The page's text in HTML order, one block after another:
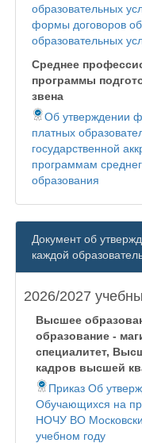
образовательных
формы договоров
образовательных
Среднее
программы
звена
Об утверждении
платных
государственной
программам
образования
Документ об
каждой
2026/2027
Высшее
образование -
специалитет,
кадров высшей
Приказ Об
Обучающихся на
НОЧУ ВО
учебном году